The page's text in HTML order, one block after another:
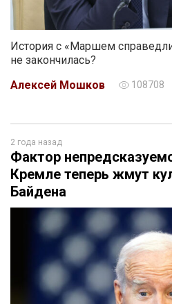
История с «Маршем
не закончилась?
Алексей Мошков
108708
2 года назад
Фактор
Кремле теперь жмут
Байдена